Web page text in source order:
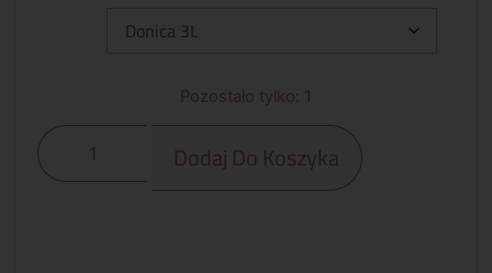
Pozostało tylko: 1
Dodaj Do Koszyka